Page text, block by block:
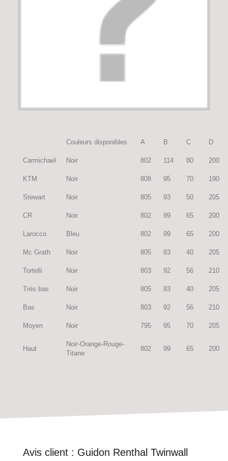
Couleurs disponibles A B C D
Carmichael Noir 802 114 80 200
KTM Noir 808 95 70 190
Stewart Noir 805 93 50 205
CR Noir 802 99 65 200
Larocco Bleu 802 99 65 200
Mc Grath Noir 805 83 40 205
Tortelli Noir 803 92 56 210
Très bas Noir 805 83 40 205
Bas Noir 803 92 56 210
Moyen Noir 795 95 70 205
Haut
Noir-Orange-Rouge-
Titane
802 99 65 200
Avis client : Guidon Renthal Twinwall